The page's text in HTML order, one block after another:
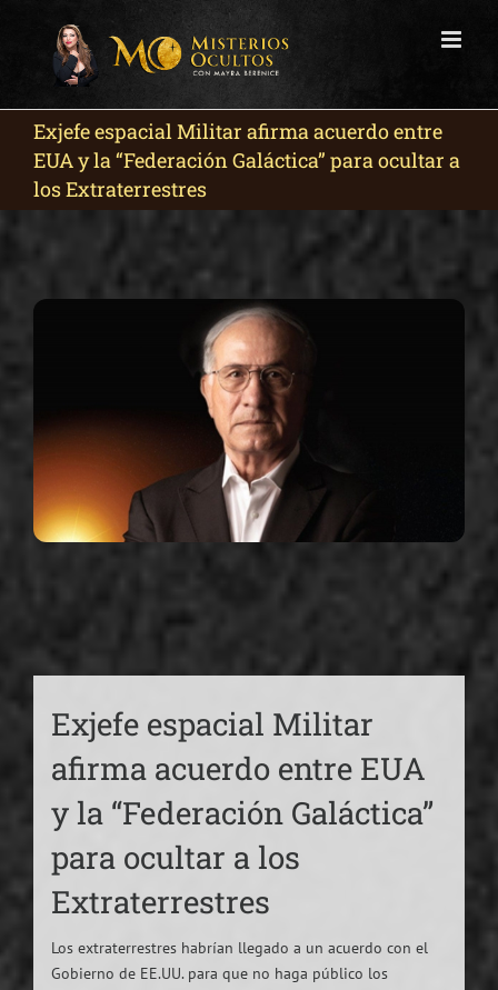
Exjefe espacial Militar afirma acuerdo entre
EUA y la “Federación Galáctica” para ocultar a
los Extraterrestres
Exjefe espacial Militar
afirma acuerdo entre EUA
y la “Federación Galáctica”
para ocultar a los
Extraterrestres
Los extraterrestres habrían llegado a un acuerdo con el
Gobierno de EE.UU. para que no haga público los